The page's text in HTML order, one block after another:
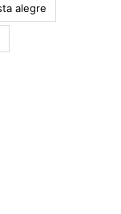
alegre